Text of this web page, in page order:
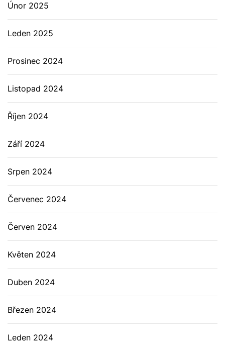
Únor 2025
Leden 2025
Prosinec 2024
Listopad 2024
Říjen 2024
Září 2024
Srpen 2024
Červenec 2024
Červen 2024
Květen 2024
Duben 2024
Březen 2024
Leden 2024